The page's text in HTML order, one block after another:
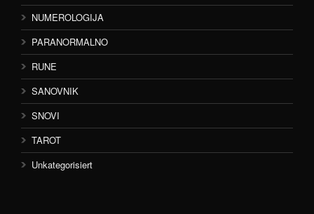
NUMEROLOGIJA
PARANORMALNO
RUNE
SANOVNIK
SNOVI
TAROT
Unkategorisiert